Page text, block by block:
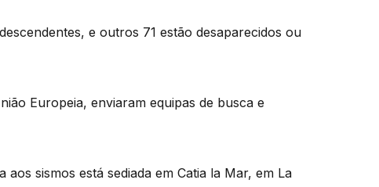
e outros 71 estão desaparecidos ou
Europeia, enviaram equipas de busca e
sismos está sediada em Catia la Mar, em La